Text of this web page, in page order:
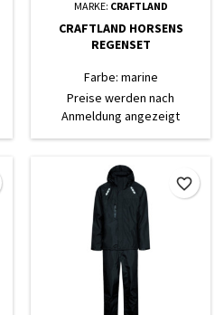
MARKE: CRAFTLAND
CRAFTLAND HORSENS
REGENSET
Farbe: marine
Preise werden nach
Anmeldung angezeigt
favorite_border